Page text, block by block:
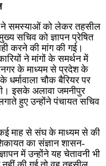
ने समस्याओं को लेकर तहसील
सचिव को ज्ञापन प्रेषित
करने की मांग की गई।
ने मांगों के समर्थन में
के माध्यम से प्रदेश के
धर्मावाला चौक बैरियर पर
इसके अलावा जमनीपुर
हुए उन्होंने पंचायत सचिव
माह से संघ के माध्यम से की
का संज्ञान शासन-
में उन्होंने यह चेतावनी भी